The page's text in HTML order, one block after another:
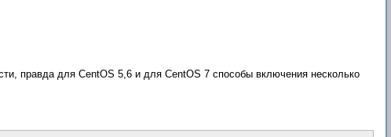
правда для CentOS 5,6 и для CentOS 7 способы включения несколько